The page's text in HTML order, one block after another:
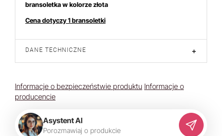
bransoletka w kolorze złota
Cena dotyczy 1 bransoletki
DANE TECHNICZNE +
Informacje o bezpieczeństwie produktu Informacje o
producencie
Asystent AI
Porozmawiaj o produkcie